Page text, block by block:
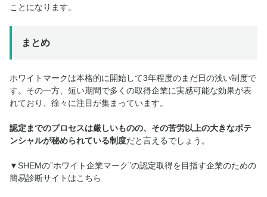
ことになります。
まとめ
ホワイトマークは本格的に開始して3年程度のまだ日の浅い制度で
す。その一方、短い期間で多くの取得企業に実感可能な効果が表
れており、徐々に注目が集まっています。
認定までのプロセスは厳しいものの、その苦労以上の大きなポテ
ンシャルが秘められている制度だと言えるでしょう。
▼SHEMの”ホワイト企業マーク”の認定取得を目指す企業のための
簡易診断サイトはこちら